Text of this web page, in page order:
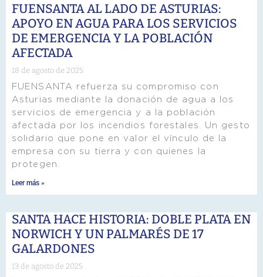
FUENSANTA AL LADO DE ASTURIAS:
APOYO EN AGUA PARA LOS SERVICIOS
DE EMERGENCIA Y LA POBLACIÓN
AFECTADA
18 de agosto de 2025
FUENSANTA refuerza su compromiso con
Asturias mediante la donación de agua a los
servicios de emergencia y a la población
afectada por los incendios forestales. Un gesto
solidario que pone en valor el vínculo de la
empresa con su tierra y con quienes la
protegen.
Leer más »
SANTA HACE HISTORIA: DOBLE PLATA EN
NORWICH Y UN PALMARÉS DE 17
GALARDONES
13 de agosto de 2025